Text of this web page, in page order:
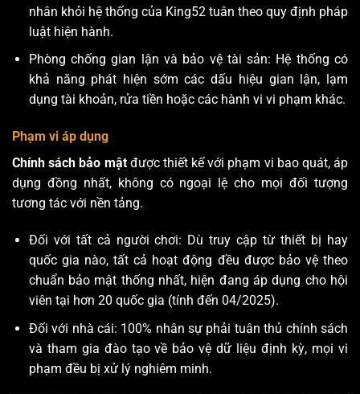
nhân khỏi hệ thống của King52 tuân theo quy định pháp
luật hiện hành.
Phòng chống gian lận và bảo vệ tài sản: Hệ thống có
khả năng phát hiện sớm các dấu hiệu gian lận, lạm
dụng tài khoản, rửa tiền hoặc các hành vi vi phạm khác.
Phạm vi áp dụng
Chính sách bảo mật được thiết kế với phạm vi bao quát, áp
dụng đồng nhất, không có ngoại lệ cho mọi đối tượng
tương tác với nền tảng.
Đối với tất cả người chơi: Dù truy cập từ thiết bị hay
quốc gia nào, tất cả hoạt động đều được bảo vệ theo
chuẩn bảo mật thống nhất, hiện đang áp dụng cho hội
viên tại hơn 20 quốc gia (tính đến 04/2025).
Đối với nhà cái: 100% nhân sự phải tuân thủ chính sách
và tham gia đào tạo về bảo vệ dữ liệu định kỳ, mọi vi
phạm đều bị xử lý nghiêm minh.